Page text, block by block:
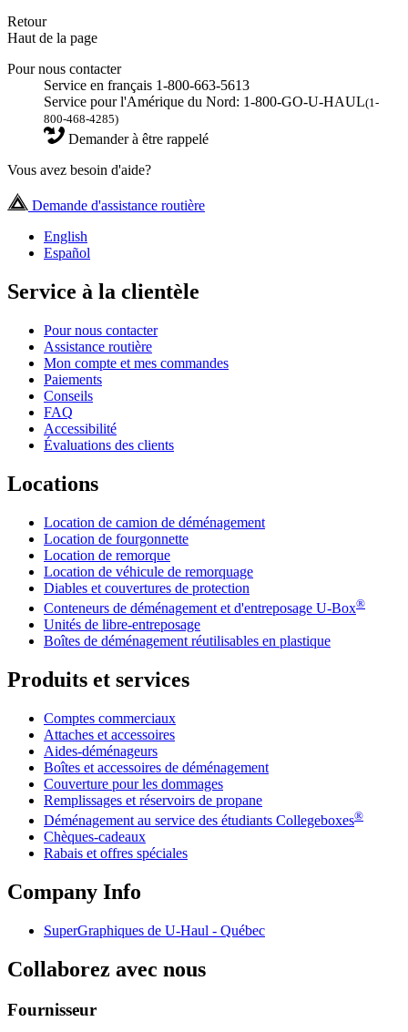
Retour
Haut de la page
Pour nous contacter
Service en français 1-800-663-5613
Service pour l'Amérique du Nord: 1-800-GO-U-HAUL(1-
800-468-4285)
Demander à être rappelé
Vous avez besoin d'aide?
Demande d'assistance routière
English
Español
Service à la clientèle
Pour nous contacter
Assistance routière
Mon compte et mes commandes
Paiements
Conseils
FAQ
Accessibilité
Évaluations des clients
Locations
Location de camion de déménagement
Location de fourgonnette
Location de remorque
Location de véhicule de remorquage
Diables et couvertures de protection
Conteneurs de déménagement et d'entreposage U-Box®
Unités de libre-entreposage
Boîtes de déménagement réutilisables en plastique
Produits et services
Comptes commerciaux
Attaches et accessoires
Aides-déménageurs
Boîtes et accessoires de déménagement
Couverture pour les dommages
Remplissages et réservoirs de propane
Déménagement au service des étudiants Collegeboxes®
Chèques-cadeaux
Rabais et offres spéciales
Company Info
SuperGraphiques de U-Haul - Québec
Collaborez avec nous
Fournisseur